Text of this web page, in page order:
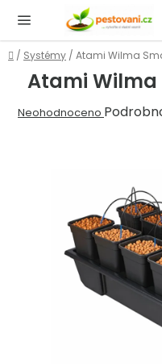
obsah
Domů
/ Systémy / Atami Wilma
Atami Wilma
Průměrné
hvězdiček.
Neohodnoceno